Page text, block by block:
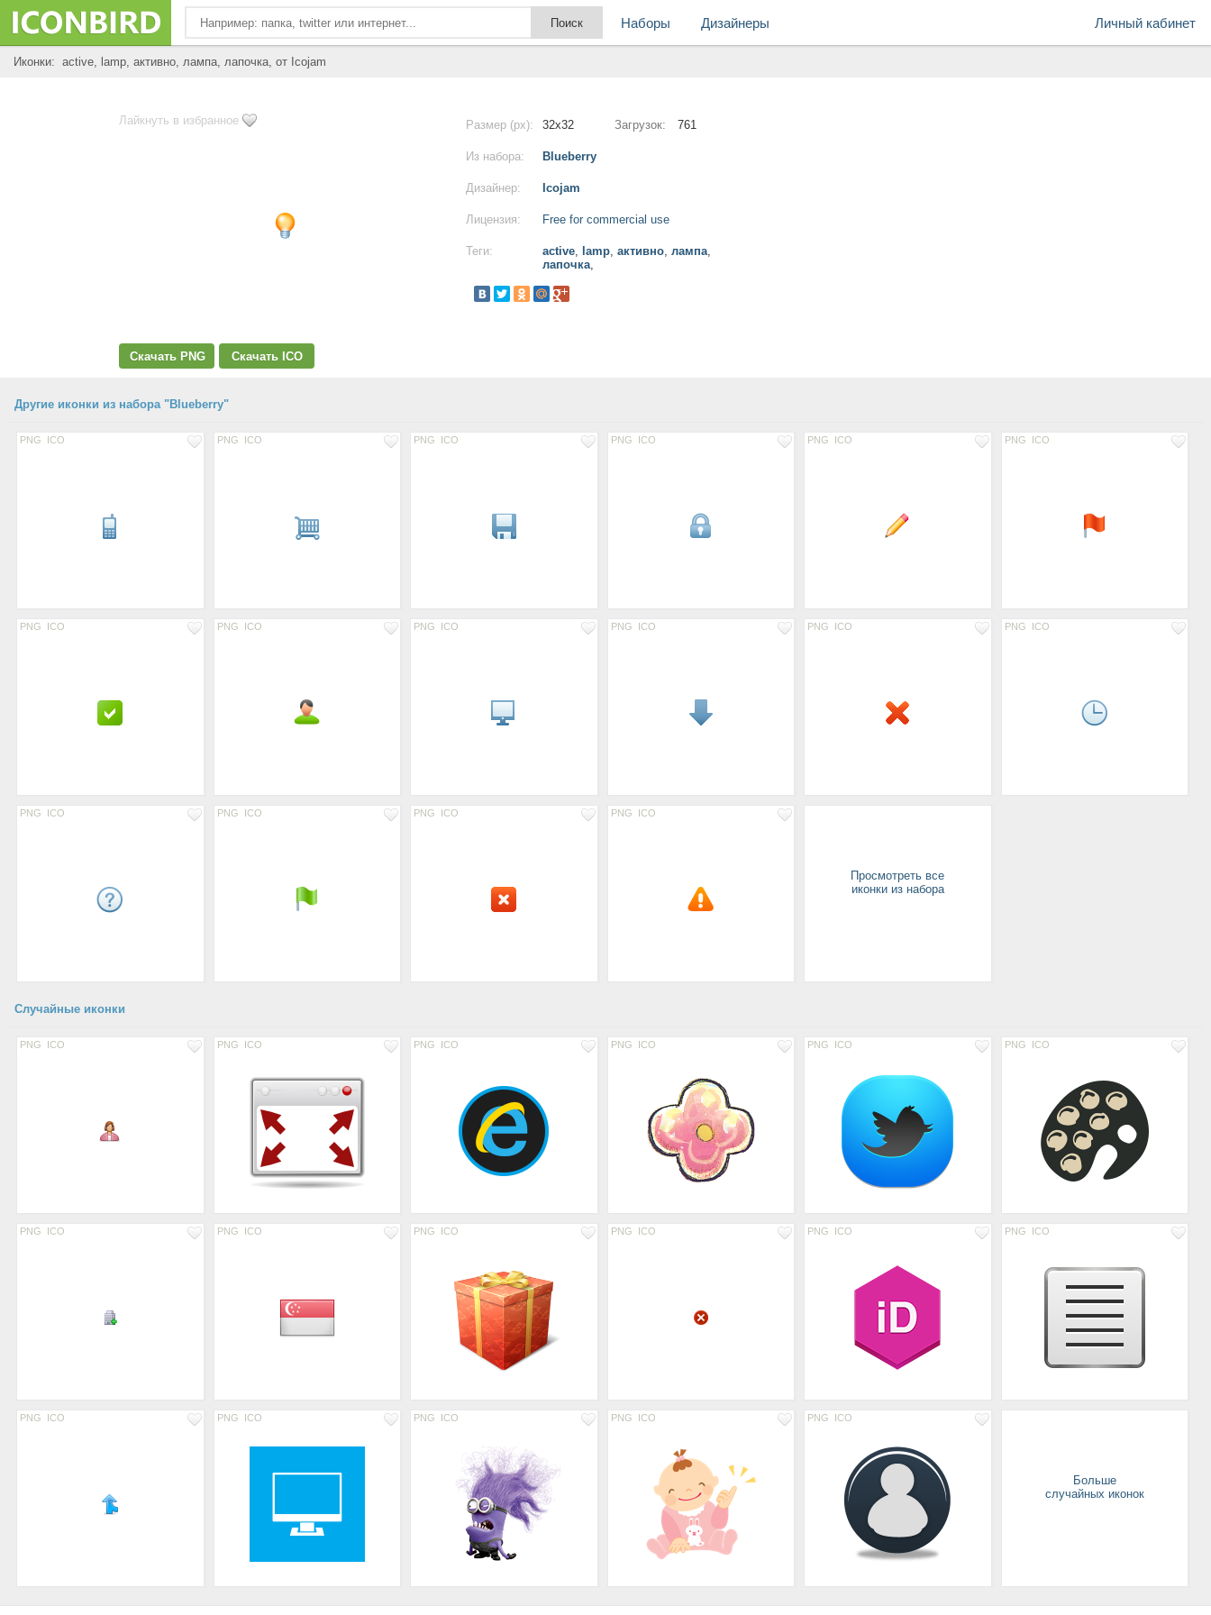
Личный кабинет
Наборы Дизайнеры
Иконки: active, lamp, активно, лампа, лапочка, от Icojam
Лайкнуть в избранное
Скачать PNG Скачать ICO
Размер (px): 32x32 Загрузок: 761
Из набора: Blueberry
Дизайнер: Icojam
Лицензия: Free for commercial use
Теги: active, lamp, активно, лампа,
лапочка,
Другие иконки из набора "Blueberry"
PNG ICO PNG ICO PNG ICO PNG ICO PNG ICO PNG ICO
PNG ICO PNG ICO PNG ICO PNG ICO PNG ICO PNG ICO
PNG ICO PNG ICO PNG ICO PNG ICO
Просмотреть все
иконки из набора
Случайные иконки
PNG ICO PNG ICO PNG ICO PNG ICO PNG ICO PNG ICO
PNG ICO PNG ICO PNG ICO PNG ICO PNG ICO PNG ICO
PNG ICO PNG ICO PNG ICO PNG ICO PNG ICO
Больше
случайных иконок